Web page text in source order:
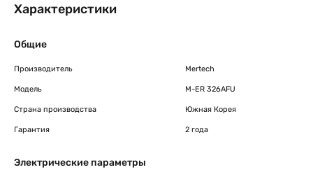
Характеристики
Общие
Производитель Mertech
Модель M-ER 326AFU
Страна производства Южная Корея
Гарантия 2 года
Электрические параметры